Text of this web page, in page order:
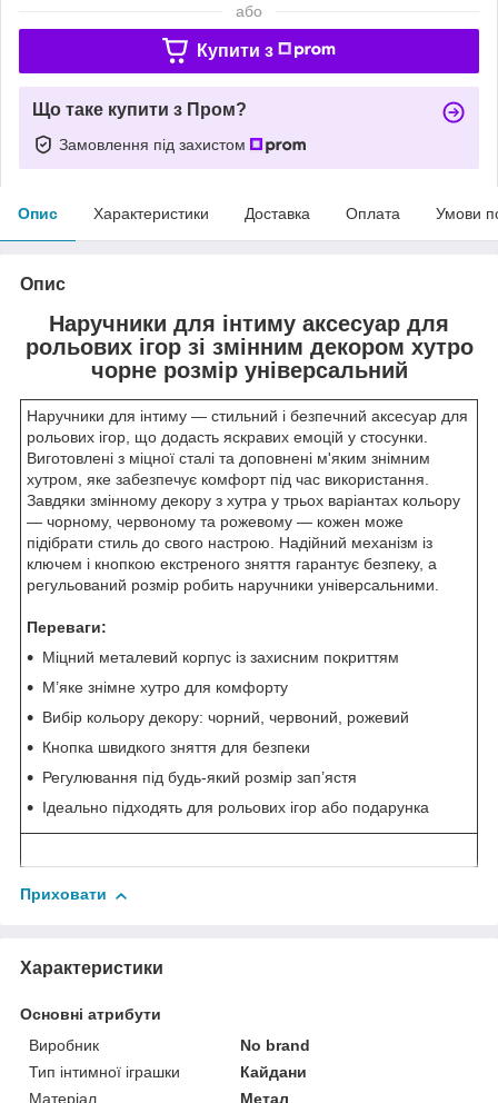
або
Купити з
Що таке купити з Пром?
Замовлення під захистом
Опис Характеристики Доставка Оплата Умови
Опис
Наручники для інтиму аксесуар для
рольових ігор зі змінним декором хутро
чорне розмір універсальний
Наручники для інтиму — стильний і безпечний аксесуар для
рольових ігор, що додасть яскравих емоцій у стосунки.
Виготовлені з міцної сталі та доповнені м'яким знімним
хутром, яке забезпечує комфорт під час використання.
Завдяки змінному декору з хутра у трьох варіантах кольору
— чорному, червоному та рожевому — кожен може
підібрати стиль до свого настрою. Надійний механізм із
ключем і кнопкою екстреного зняття гарантує безпеку, а
регульований розмір робить наручники універсальними.
Переваги:
Міцний металевий корпус із захисним покриттям
М’яке знімне хутро для комфорту
Вибір кольору декору: чорний, червоний, рожевий
Кнопка швидкого зняття для безпеки
Регулювання під будь-який розмір зап’ястя
Ідеально підходять для рольових ігор або подарунка
Приховати
Характеристики
Основні атрибути
Виробник
No brand
Тип інтимної іграшки
Кайдани
Матеріал
Метал